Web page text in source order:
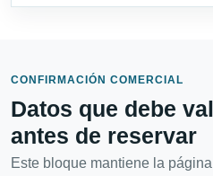
CONFIRMACIÓN COMERCIAL
Datos que debe
antes de reservar
Este bloque mantiene la